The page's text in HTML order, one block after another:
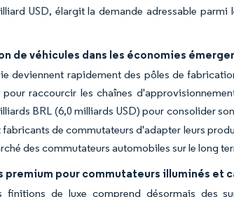
USD, élargit la demande adressable
de véhicules dans les économies
deviennent rapidement des pôles de
pour raccourcir les chaînes
BRL (6,0 milliards USD) pour consolider
de commutateurs d'adapter leurs
des commutateurs automobiles sur le long
premium pour commutateurs illuminés et
finitions de luxe comprend désormais des